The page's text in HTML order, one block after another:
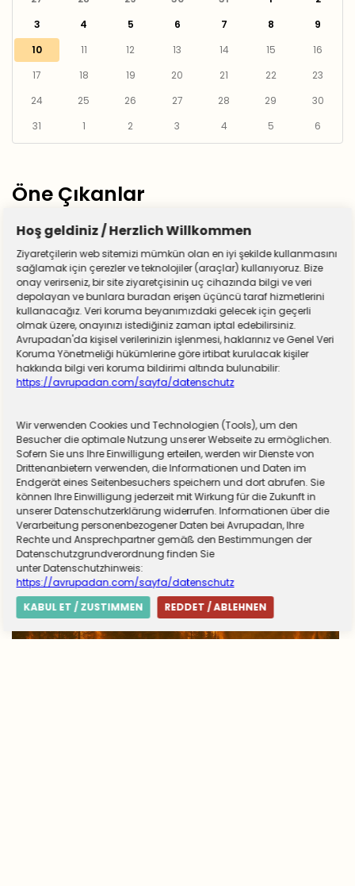
3
4 5 6 7 8
9
10
11 12 13 14 15
16
17
18 19 20 21 22
23
24
25 26 27 28 29
30
31
1 2 3 4 5 6
Öne Çıkanlar
Almanya zorunlu askerliğe hazırlanıyor! Sivil
hizmet için düğmeye basıldı
Hoş geldiniz / Herzlich Willkommen
Ziyaretçilerin web sitemizi mümkün olan en iyi şekilde kullanmasını
sağlamak için çerezler ve teknolojiler (araçlar) kullanıyoruz. Bize
onay verirseniz, bir site ziyaretçisinin uç cihazında bilgi ve veri
depolayan ve bunlara buradan erişen üçüncü taraf hizmetlerini
kullanacağız. Veri koruma beyanımızdaki gelecek için geçerli
olmak üzere, onayınızı istediğiniz zaman iptal edebilirsiniz.
Avrupadan'da kişisel verilerinizin işlenmesi, haklarınız ve Genel Veri
Koruma Yönetmeliği hükümlerine göre irtibat kurulacak kişiler
hakkında bilgi veri koruma bildirimi altında bulunabilir:
https://avrupadan.com/sayfa/datenschutz
Wir verwenden Cookies und Technologien (Tools), um den
Besucher die optimale Nutzung unserer Webseite zu ermöglichen.
Sofern Sie uns Ihre Einwilligung erteilen, werden wir Dienste von
Drittenanbietern verwenden, die Informationen und Daten im
Endgerät eines Seitenbesuchers speichern und dort abrufen. Sie
können Ihre Einwilligung jederzeit mit Wirkung für die Zukunft in
unserer Datenschutzerklärung widerrufen. Informationen über die
Verarbeitung personenbezogener Daten bei Avrupadan, Ihre
Rechte und Ansprechpartner gemäß den Bestimmungen der
Datenschutzgrundverordnung finden Sie
unter Datenschutzhinweis:
https://avrupadan.com/sayfa/datenschutz
KABUL ET / ZUSTIMMEN
REDDET / ABLEHNEN